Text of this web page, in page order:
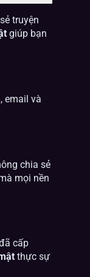
truyện
giúp bạn
email và
chia sẻ
mọi nền
cấp
thực sự